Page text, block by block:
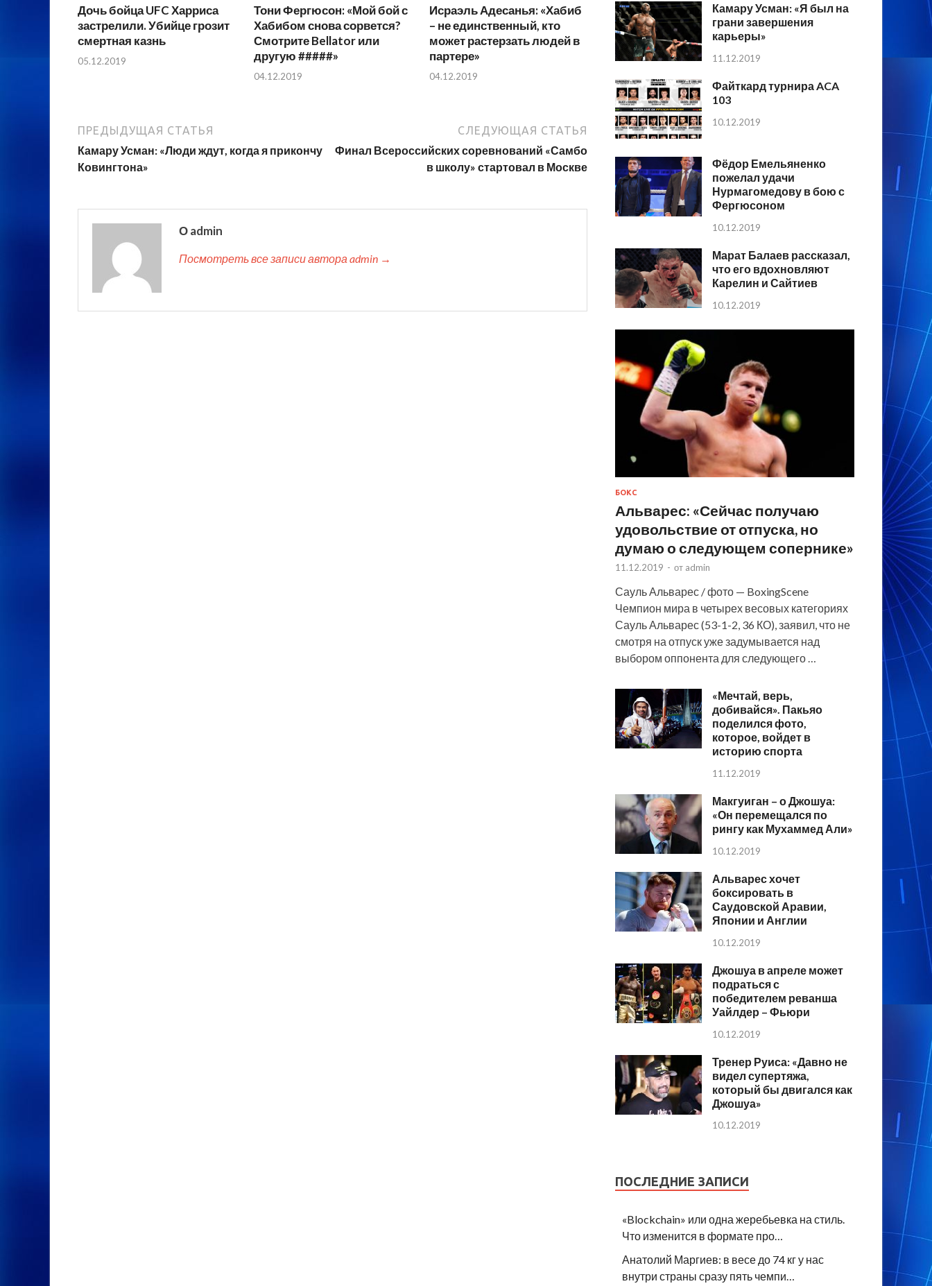
Дочь бойца UFC Харриса
застрелили. Убийце грозит
смертная казнь
05.12.2019
Тони Фергюсон: «Мой бой с
Хабибом снова сорвется?
Смотрите Bellator или
другую #####»
04.12.2019
Исраэль Адесанья: «Хабиб
– не единственный, кто
может растерзать людей в
партере»
04.12.2019
ПРЕДЫДУЩАЯ СТАТЬЯ
Камару Усман: «Люди ждут, когда я прикончу
Ковингтона»
СЛЕДУЮЩАЯ СТАТЬЯ
Финал Всероссийских соревнований «Самбо
в школу» стартовал в Москве
О admin
Посмотреть все записи автора admin →
Камару Усман: «Я был на
грани завершения
карьеры»
11.12.2019
Файткард турнира ACA
103
10.12.2019
Фёдор Емельяненко
пожелал удачи
Нурмагомедову в бою с
Фергюсоном
10.12.2019
Марат Балаев рассказал,
что его вдохновляют
Карелин и Сайтиев
10.12.2019
БОКС
Альварес: «Сейчас получаю
удовольствие от отпуска, но
думаю о следующем сопернике»
11.12.2019 - от admin
Сауль Альварес / фото — BoxingScene
Чемпион мира в четырех весовых категориях
Сауль Альварес (53-1-2, 36 КО), заявил, что не
смотря на отпуск уже задумывается над
выбором оппонента для следующего …
«Мечтай, верь,
добивайся». Пакьяо
поделился фото,
которое, войдет в
историю спорта
11.12.2019
Макгуиган – о Джошуа:
«Он перемещался по
рингу как Мухаммед Али»
10.12.2019
Альварес хочет
боксировать в
Саудовской Аравии,
Японии и Англии
10.12.2019
Джошуа в апреле может
подраться с
победителем реванша
Уайлдер – Фьюри
10.12.2019
Тренер Руиса: «Давно не
видел супертяжа,
который бы двигался как
Джошуа»
10.12.2019
ПОСЛЕДНИЕ ЗАПИСИ
«Blockchain» или одна жеребьевка на стиль.
Что изменится в формате про…
Анатолий Маргиев: в весе до 74 кг у нас
внутри страны сразу пять чемпи…